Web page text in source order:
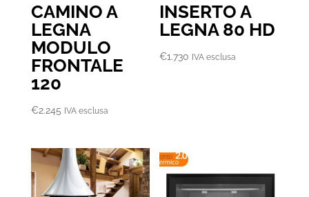
CAMINO A
LEGNA
MODULO
FRONTALE
120
€2.245 IVA esclusa
INSERTO A
LEGNA 80 HD
€1.730 IVA esclusa